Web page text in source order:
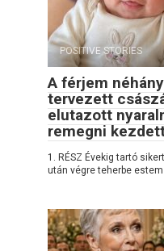
POSITIVE STORIES
A férjem
tervezett
elutazott
remegni
1. RÉSZ Évekig tartó
után végre teherbe estem